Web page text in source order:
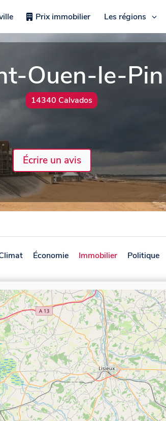
Prix immobilier Les régions
Ouen-le-Pin
14340 Calvados
Écrire un avis
Économie Immobilier Politique